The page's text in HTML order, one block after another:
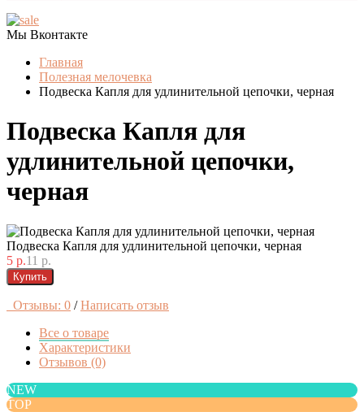
Мы Вконтакте
Главная
Полезная мелочевка
Подвеска Капля для удлинительной цепочки, черная
Подвеска Капля для
удлинительной цепочки,
черная
Подвеска Капля для удлинительной цепочки, черная
5 р.11 р.
Купить
Отзывы: 0 / Написать отзыв
Все о товаре
Характеристики
Отзывов (0)
NEW
TOP